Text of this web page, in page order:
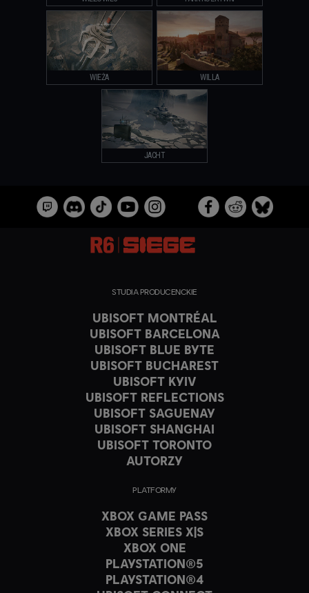
WIEŻA WILLA
JACHT
STUDIA PRODUCENCKIE
UBISOFT MONTRÉAL
UBISOFT BARCELONA
UBISOFT BLUE BYTE
UBISOFT BUCHAREST
UBISOFT KYIV
UBISOFT REFLECTIONS
UBISOFT SAGUENAY
UBISOFT SHANGHAI
UBISOFT TORONTO
AUTORZY
PLATFORMY
XBOX GAME PASS
XBOX SERIES X|S
XBOX ONE
PLAYSTATION®5
PLAYSTATION®4